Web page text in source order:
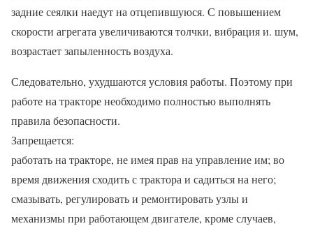
задние сеялки наедут на отцепившуюся. С повышением
скорости агрегата увеличиваются толчки, вибрация и. шум,
возрастает запыленность воздуха.
Следовательно, ухудшаются условия работы. Поэтому при
работе на тракторе необходимо полностью выполнять
правила безопасности.
Запрещается:
работать на тракторе, не имея прав на управление им; во
время движения сходить с трактора и садиться на него;
смазывать, регулировать и ремонтировать узлы и
механизмы при работающем двигателе, кроме случаев,